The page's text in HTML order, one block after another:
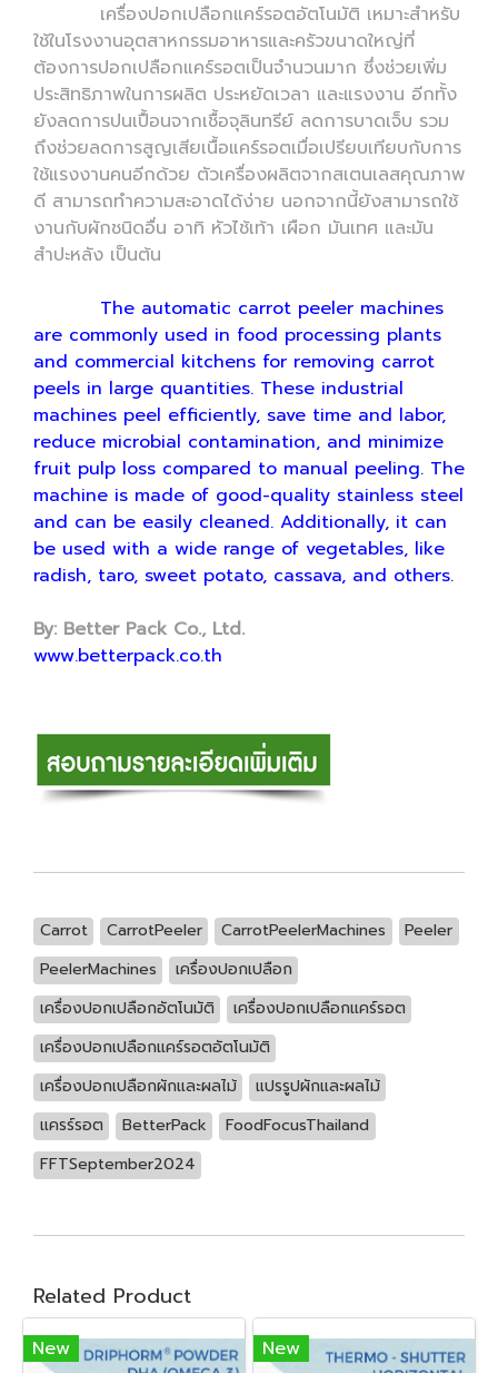
เครื่องปอกเปลือกแคร์รอตอัตโนมัติ เหมาะสำหรับ
ใช้ในโรงงานอุตสาหกรรมอาหารและครัวขนาดใหญ่ที่
ต้องการปอกเปลือกแคร์รอตเป็นจำนวนมาก ซึ่งช่วยเพิ่ม
ประสิทธิภาพในการผลิต ประหยัดเวลา และแรงงาน อีกทั้ง
ยังลดการปนเปื้อนจากเชื้อจุลินทรีย์ ลดการบาดเจ็บ รวม
ถึงช่วยลดการสูญเสียเนื้อแคร์รอตเมื่อเปรียบเทียบกับการ
ใช้แรงงานคนอีกด้วย ตัวเครื่องผลิตจากสเตนเลสคุณภาพ
ดี สามารถทำความสะอาดได้ง่าย นอกจากนี้ยังสามารถใช้
งานกับผักชนิดอื่น อาทิ หัวไช้เท้า เผือก มันเทศ และมัน
สำปะหลัง เป็นต้น
The automatic carrot peeler machines
are commonly used in food processing plants
and commercial kitchens for removing carrot
peels in large quantities. These industrial
machines peel efficiently, save time and labor,
reduce microbial contamination, and minimize
fruit pulp loss compared to manual peeling. The
machine is made of good-quality stainless steel
and can be easily cleaned. Additionally, it can
be used with a wide range of vegetables, like
radish, taro, sweet potato, cassava, and others.
By: Better Pack Co., Ltd.
www.betterpack.co.th
Carrot CarrotPeeler CarrotPeelerMachines
Peeler
PeelerMachines
เครื่องปอกเปลือก
เครื่องปอกเปลือกอัตโนมัติ
เครื่องปอกเปลือกแคร์รอต
เครื่องปอกเปลือกแคร์รอตอัตโนมัติ
เครื่องปอกเปลือกผักและผลไม้
แปรรูปผักและผลไม้
แครร์รอต
BetterPack
FoodFocusThailand
FFTSeptember2024
Related Product
New New